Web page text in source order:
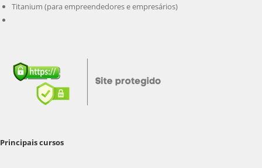
Titanium (para empreendedores e empresários)
Principais cursos